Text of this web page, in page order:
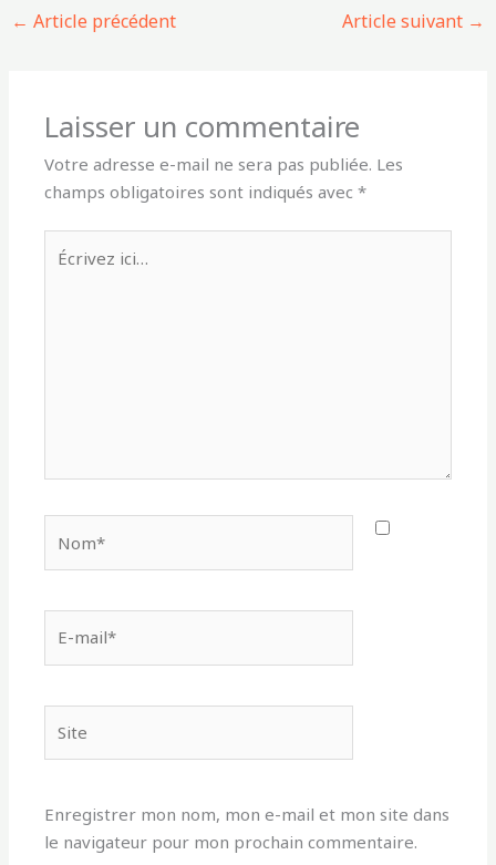
← Article précédent Article suivant →
Laisser un commentaire
Votre adresse e-mail ne sera pas publiée. Les
champs obligatoires sont indiqués avec*
ici…
mail*
Enregistrer mon nom, mon e-mail et mon site dans
le navigateur pour mon prochain commentaire.